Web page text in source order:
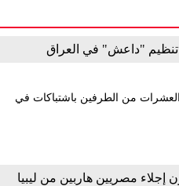
البيشمركة وجرح العشرات من الطرفين باشتباكات في
إجلاء مصريين هاربين من ليبيا